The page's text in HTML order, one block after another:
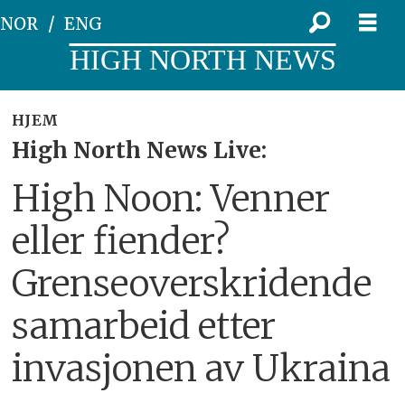
NOR ENG
HIGH NORTH NEWS
HJEM
High North News Live:
High Noon: Venner
eller fiender?
Grenseoverskridende
samarbeid etter
invasjonen av Ukraina